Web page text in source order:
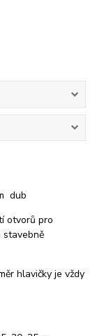
dub
otvorů pro
stavebně
hlavičky je vždy